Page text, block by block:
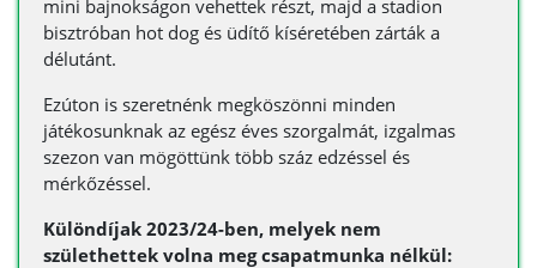
mini bajnokságon vehettek részt, majd a stadion
bisztróban hot dog és üdítő kíséretében zárták a
délutánt.
Ezúton is szeretnénk megköszönni minden
játékosunknak az egész éves szorgalmát, izgalmas
szezon van mögöttünk több száz edzéssel és
mérkőzéssel.
Különdíjak 2023/24-ben, melyek nem
születhettek volna meg csapatmunka nélkül: